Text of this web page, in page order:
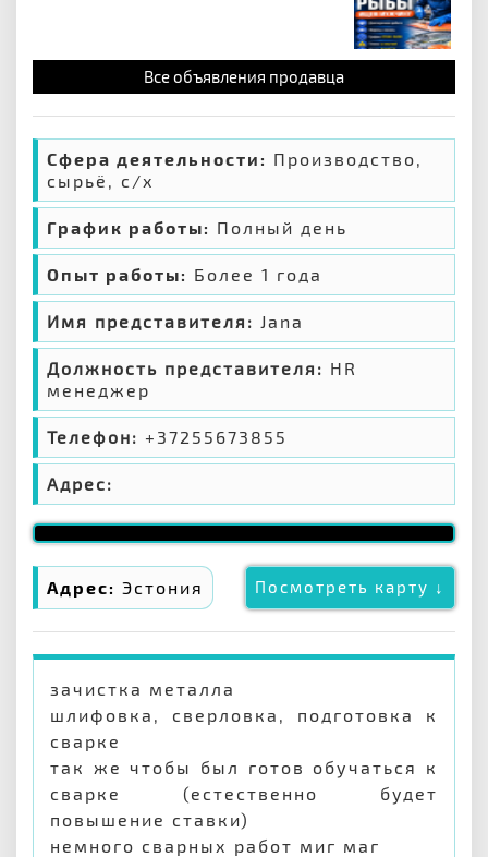
Все объявления продавца
Сфера деятельности: Производство,
сырьё, с/х
График работы: Полный день
Опыт работы: Более 1 года
Имя представителя: Jana
Должность представителя: HR
менеджер
Телефон: +37255673855
Адрес:
Адрес: Эстония Посмотреть карту ↓
зачистка металла
шлифовка, сверловка, подготовка к
сварке
так же чтобы был готов обучаться к
сварке (естественно будет
повышение ставки)
немного сварных работ миг маг